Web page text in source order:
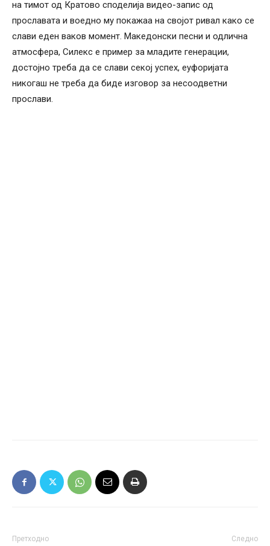
на тимот од Кратово споделија видео-запис од
прославата и воедно му покажаа на својот ривал како се
слави еден ваков момент. Македонски песни и одлична
атмосфера, Силекс е пример за младите генерации,
достојно треба да се слави секој успех, еуфоријата
никогаш не треба да биде изговор за несоодветни
прослави.
Претходно Следно